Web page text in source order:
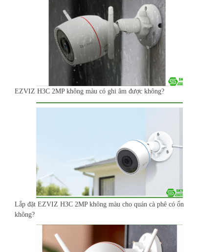
EZVIZ H3C 2MP không màu có ghi âm được không?
Lắp đặt EZVIZ H3C 2MP không màu cho quán cà phê có ổn
không?